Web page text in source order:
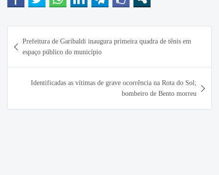
de
Post
Prefeitura de Garibaldi inaugura primeira quadra de tênis em
espaço público do município
Identificadas as vítimas de grave ocorrência na Rota do Sol;
bombeiro de Bento morreu